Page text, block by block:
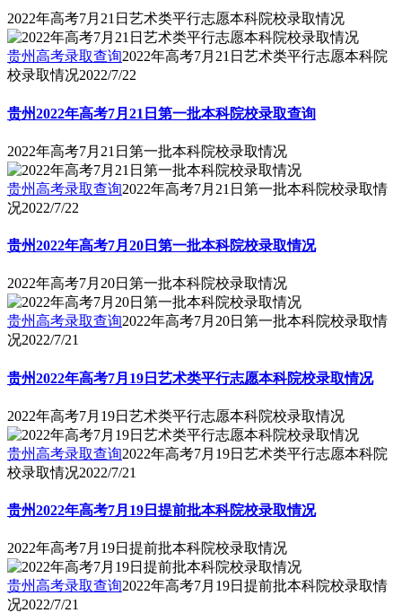
2022年高考7月21日艺术类平行志愿本科院校录取情况
贵州高考录取查询2022年高考7月21日艺术类平行志愿本科院
校录取情况2022/7/22
贵州2022年高考7月21日第一批本科院校录取查询
2022年高考7月21日第一批本科院校录取情况
贵州高考录取查询2022年高考7月21日第一批本科院校录取情
况2022/7/22
贵州2022年高考7月20日第一批本科院校录取情况
2022年高考7月20日第一批本科院校录取情况
贵州高考录取查询2022年高考7月20日第一批本科院校录取情
况2022/7/21
贵州2022年高考7月19日艺术类平行志愿本科院校录取情况
2022年高考7月19日艺术类平行志愿本科院校录取情况
贵州高考录取查询2022年高考7月19日艺术类平行志愿本科院
校录取情况2022/7/21
贵州2022年高考7月19日提前批本科院校录取情况
2022年高考7月19日提前批本科院校录取情况
贵州高考录取查询2022年高考7月19日提前批本科院校录取情
况2022/7/21